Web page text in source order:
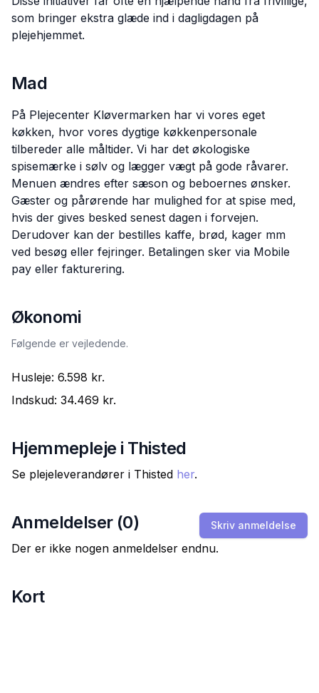
som bringer ekstra glæde ind i dagligdagen på
plejehjemmet.
Mad
På Plejecenter Kløvermarken har vi vores eget
køkken, hvor vores dygtige køkkenpersonale
tilbereder alle måltider. Vi har det økologiske
spisemærke i sølv og lægger vægt på gode råvarer.
Menuen ændres efter sæson og beboernes ønsker.
Gæster og pårørende har mulighed for at spise med,
hvis der gives besked senest dagen i forvejen.
Derudover kan der bestilles kaffe, brød, kager mm
ved besøg eller fejringer. Betalingen sker via Mobile
pay eller fakturering.
Økonomi
Følgende er vejledende.
Husleje: 6.598 kr.
Indskud: 34.469 kr.
Hjemmepleje i Thisted
Se plejeleverandører i Thisted her.
Anmeldelser (0) Skriv anmeldelse
Der er ikke nogen anmeldelser endnu.
Kort